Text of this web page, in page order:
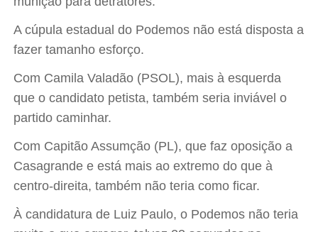
A cúpula estadual do Podemos não está disposta a
fazer tamanho esforço.
Com Camila Valadão (PSOL), mais à esquerda
que o candidato petista, também seria inviável o
partido caminhar.
Com Capitão Assumção (PL), que faz oposição a
Casagrande e está mais ao extremo do que à
centro-direita, também não teria como ficar.
À candidatura de Luiz Paulo, o Podemos não teria